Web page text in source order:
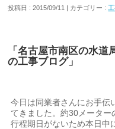
投稿日 : 2015/09/11 | カテゴリー :
「名古屋市南区の水
の工事ブログ」
今日は同業者さんにお手伝
てきました。約30メーター
行程期日がないため本日中